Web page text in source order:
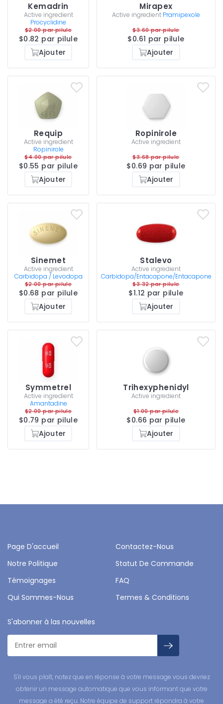
Kemadrin
Active ingredient
Procyclidine
$2.00 par pilule
$0.82 par pilule
Ajouter
Mirapex
Active ingredient Pramipexole
$3.60 par pilule
$0.61 par pilule
Ajouter
Requip
Active ingredient
Ropinirole
$4.00 par pilule
$0.55 par pilule
Ajouter
Ropinirole
Active ingredient
$3.68 par pilule
$0.69 par pilule
Ajouter
Sinemet
Active ingredient
Carbidopa / Levodopa
$2.00 par pilule
$0.68 par pilule
Ajouter
Stalevo
Active ingredient
Carbidopa/Entacapone/Entacapone
$3.32 par pilule
$1.12 par pilule
Ajouter
Symmetrel
Active ingredient
Amantadine
$2.00 par pilule
$0.79 par pilule
Ajouter
Trihexyphenidyl
Active ingredient
$1.00 par pilule
$0.66 par pilule
Ajouter
Page D'accueil
Contactez-Nous
Notre Politique
Statut De Commande
Témoignages
FAQ
Qui Sommes-Nous
Termes & Conditions
S'abonner à las nouvelles
S'il vous plaît, notez que en réponse à votre message vous devriez
obtenir un message automatique que vous informant que votre
message a été reçu. Notre équipe de support répondra à votre